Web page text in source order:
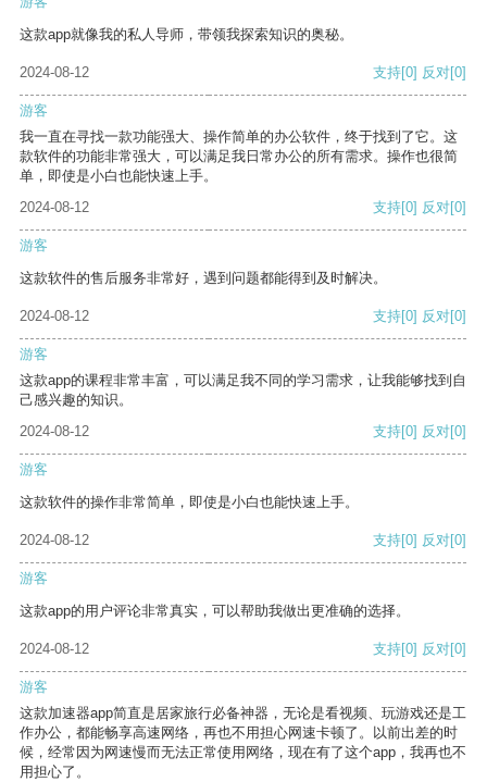
这款app就像我的私人导师，带领我探索知识的奥秘。
2024-08-12 支持[0] 反对[0]
游客
我一直在寻找一款功能强大、操作简单的办公软件，终于找到了它。这
款软件的功能非常强大，可以满足我日常办公的所有需求。操作也很简
单，即使是小白也能快速上手。
2024-08-12
支持[0] 反对[0]
游客
这款软件的售后服务非常好，遇到问题都能得到及时解决。
2024-08-12 支持[0] 反对[0]
游客
这款app的课程非常丰富，可以满足我不同的学习需求，让我能够找到自
己感兴趣的知识。
2024-08-12
支持[0] 反对[0]
游客
这款软件的操作非常简单，即使是小白也能快速上手。
2024-08-12 支持[0] 反对[0]
游客
这款app的用户评论非常真实，可以帮助我做出更准确的选择。
2024-08-12 支持[0] 反对[0]
游客
这款加速器app简直是居家旅行必备神器，无论是看视频、玩游戏还是工
作办公，都能畅享高速网络，再也不用担心网速卡顿了。以前出差的时
候，经常因为网速慢而无法正常使用网络，现在有了这个app，我再也不
用担心了。